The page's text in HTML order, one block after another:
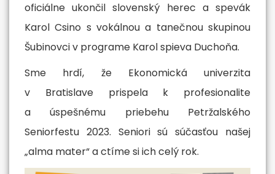
oficiálne ukončil slovenský herec a spevák
Karol Csino s vokálnou a tanečnou skupinou
Šubinovci v programe Karol spieva Duchoňa.
Sme hrdí, že Ekonomická univerzita
v Bratislave prispela k profesionalite
a úspešnému priebehu Petržalského
Seniorfestu 2023. Seniori sú súčasťou našej
„alma mater“ a ctíme si ich celý rok.